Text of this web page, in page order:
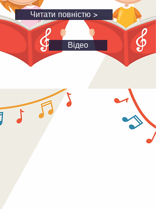
Читати повністю >
Відео